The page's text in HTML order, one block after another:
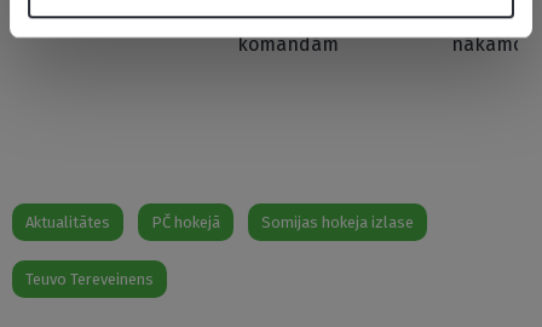
velta labus vārdus
vienu no Rīgas
komandām
līgumu,
nākamo
Aktualitātes PČ hokejā Somijas hokeja izlase
Teuvo Tereveinens